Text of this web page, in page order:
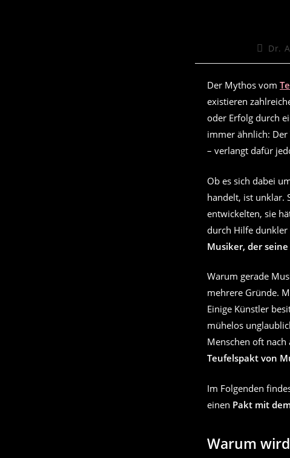
Dr.
Der Mythos vom
existieren
oder Erfolg durch
immer ähnlich: Der
– verlangt dafür
Ob es sich dabei
handelt, ist unklar.
entwickelten, sie
durch Hilfe dunkler
Musiker, der
Warum gerade
mehrere Gründe.
Einige Künstler
mühelos
Menschen oft
Teufelspakt von
Im Folgenden
einen Pakt mit
Warum